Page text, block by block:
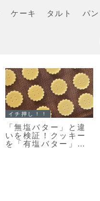
ケーキ タルト パン
イチ押し！！
【レシピ】お手軽ス
コーン改良版♡さら
に美味しくなりまし